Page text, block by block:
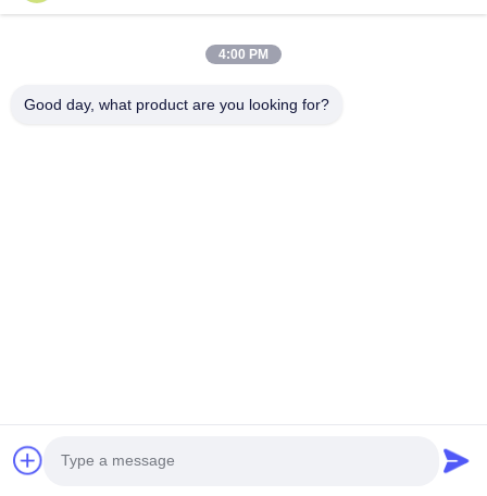
Control De Calidad
©2024- Sichuan Yinhuasheng Technology Co., Ltd.. . Todos los derechos
4:00 PM
Good day, what product are you looking for?